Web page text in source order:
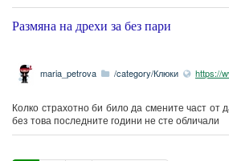
Размяна на дрехи за без пари
maria_petrova /category/Клюки https://
Колко страхотно би било да смените част от
без това последните години не сте обличали